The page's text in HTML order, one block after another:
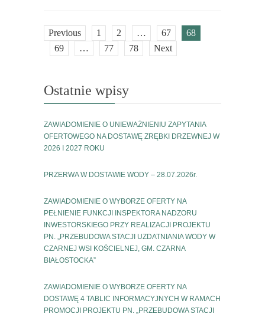
Previous 1 2 … 67
68
69
… 77 78 Next
Ostatnie wpisy
ZAWIADOMIENIE O UNIEWAŻNIENIU ZAPYTANIA
OFERTOWEGO NA DOSTAWĘ ZRĘBKI DRZEWNEJ W
2026 I 2027 ROKU
PRZERWA W DOSTAWIE WODY – 28.07.2026r.
ZAWIADOMIENIE O WYBORZE OFERTY NA
PEŁNIENIE FUNKCJI INSPEKTORA NADZORU
INWESTORSKIEGO PRZY REALIZACJI PROJEKTU
PN. „PRZEBUDOWA STACJI UZDATNIANIA WODY W
CZARNEJ WSI KOŚCIELNEJ, GM. CZARNA
BIAŁOSTOCKA”
ZAWIADOMIENIE O WYBORZE OFERTY NA
DOSTAWĘ 4 TABLIC INFORMACYJNYCH W RAMACH
PROMOCJI PROJEKTU PN. „PRZEBUDOWA STACJI